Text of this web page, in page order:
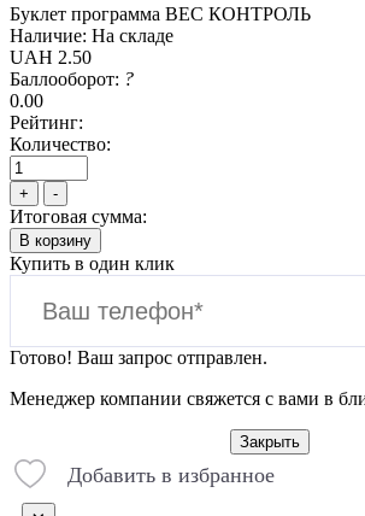
Буклет программа ВЕС КОНТРОЛЬ
Наличие: На складе
UAH 2.50
Баллооборот: ?
0.00
Рейтинг:
Количество:
+ -
Итоговая сумма:
В корзину
Купить в один клик
Готово! Ваш запрос отправлен.
Менеджер компании свяжется с вами в
Закрыть